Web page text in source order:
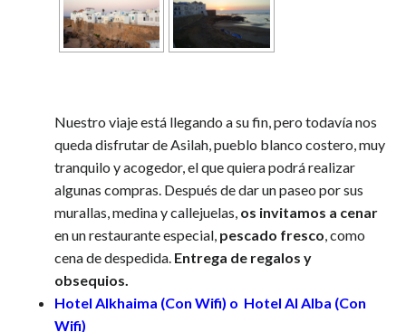
Nuestro viaje está llegando a su fin, pero todavía nos
queda disfrutar de Asilah, pueblo blanco costero, muy
tranquilo y acogedor, el que quiera podrá realizar
algunas compras. Después de dar un paseo por sus
murallas, medina y callejuelas, os invitamos a cenar
en un restaurante especial, pescado fresco, como
cena de despedida. Entrega de regalos y
obsequios.
Hotel Alkhaima (Con Wifi) o Hotel Al Alba (Con
Wifi)